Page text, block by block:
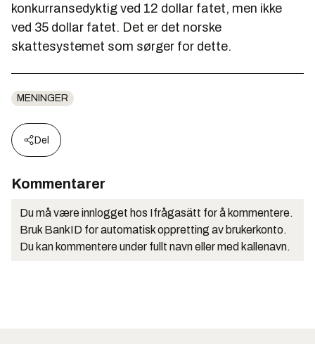
konkurransedyktig ved 12 dollar fatet, men ikke
ved 35 dollar fatet. Det er det norske
skattesystemet som sørger for dette.
MENINGER
Del
Kommentarer
Du må være innlogget hos Ifrågasätt for å kommentere.
Bruk BankID for automatisk oppretting av brukerkonto.
Du kan kommentere under fullt navn eller med kallenavn.